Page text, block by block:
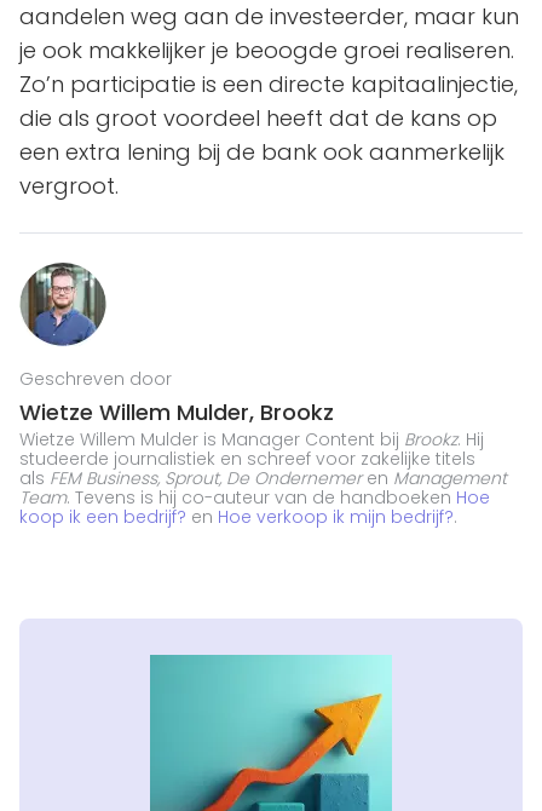
aandelen weg aan de investeerder, maar kun
je ook makkelijker je beoogde groei realiseren.
Zo’n participatie is een directe kapitaalinjectie,
die als groot voordeel heeft dat de kans op
een extra lening bij de bank ook aanmerkelijk
vergroot.
Geschreven door
Wietze Willem Mulder, Brookz
Wietze Willem Mulder is Manager Content bij Brookz. Hij
studeerde journalistiek en schreef voor zakelijke titels
als FEM Business, Sprout, De Ondernemeren Management
Team. Tevens is hij co-auteur van de handboeken Hoe
koop ik een bedrijf? en Hoe verkoop ik mijn bedrijf?.